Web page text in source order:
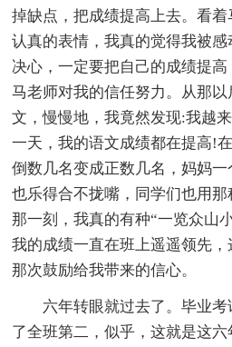
掉缺点，把成绩提高上去。看
认真的表情，我真的觉得我被
决心，一定要把自己的成绩提
马老师对我的信任努力。从那
文，慢慢地，我竟然发现:我越
一天，我的语文成绩都在提高!
倒数几名变成正数几名，妈妈
也乐得合不拢嘴，同学们也用那
那一刻，我真的有种“一览众山
我的成绩一直在班上遥遥领先
那次鼓励给我带来的信心。
六年转眼就过去了。毕业
了全班第二，似乎，这就是这